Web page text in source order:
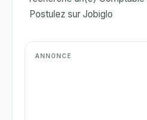
Postulez sur Jobiglo